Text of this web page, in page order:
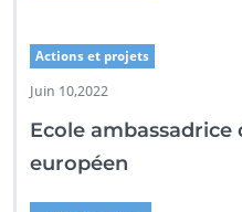
Actions et projets
Juin 10,2022
Ecole
européen